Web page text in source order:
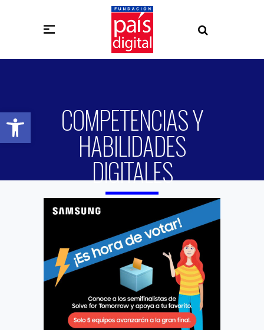
Abrir barra de herramientas
COMPETENCIAS Y
HABILIDADES
DIGITALES